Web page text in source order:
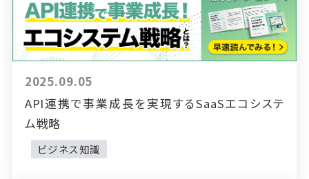
2025.09.05
API連携で事業成長を実現するSaaSエコシステ
ム戦略
ビジネス知識